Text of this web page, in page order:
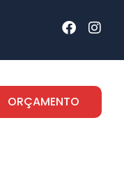
ORÇAMENTO